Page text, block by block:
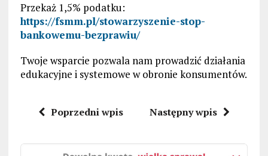
Przekaż 1,5% podatku:
https://fsmm.pl/stowarzyszenie-stop-
bankowemu-bezprawiu/
Twoje wsparcie pozwala nam prowadzić działania
edukacyjne i systemowe w obronie konsumentów.
Poprzedni wpis Następny wpis